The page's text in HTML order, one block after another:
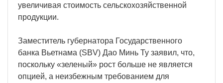
увеличивая стоимость сельскохозяйственной
продукции.
Заместитель губернатора Государственного
банка Вьетнама (SBV) Дао Минь Ту заявил, что,
поскольку «зеленый» рост больше не является
опцией, а неизбежным требованием для